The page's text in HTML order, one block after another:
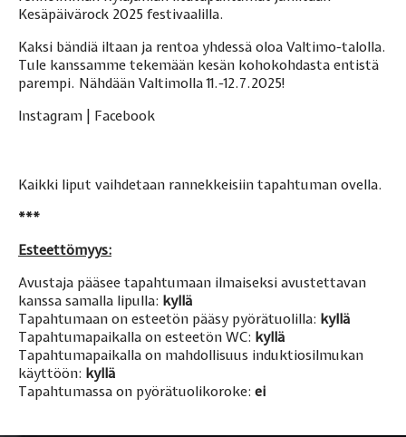
Kesäpäivärock 2025 festivaalilla.
Kaksi bändiä iltaan ja rentoa yhdessä oloa Valtimo-talolla.
Tule kanssamme tekemään kesän kohokohdasta entistä
parempi. Nähdään Valtimolla 11.-12.7.2025!
Instagram
Facebook
Kaikki liput vaihdetaan rannekkeisiin tapahtuman ovella.
***
Esteettömyys:
Avustaja pääsee tapahtumaan ilmaiseksi avustettavan
kanssa samalla lipulla: kyllä
Tapahtumaan on esteetön pääsy pyörätuolilla: kyllä
Tapahtumapaikalla on esteetön WC: kyllä
Tapahtumapaikalla on mahdollisuus induktiosilmukan
käyttöön: kyllä
Tapahtumassa on pyörätuolikoroke: ei